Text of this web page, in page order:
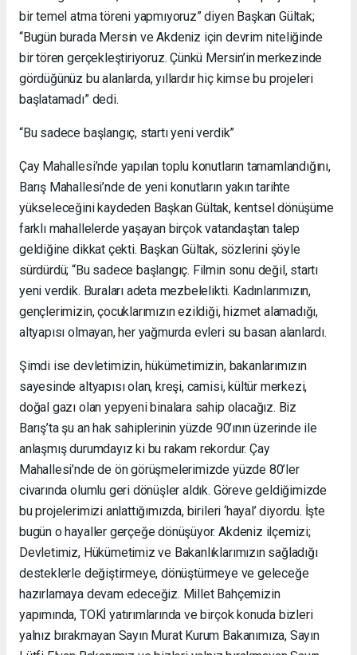
bir temel atma töreni yapmıyoruz” diyen Başkan Gültak;
“Bugün burada Mersin ve Akdeniz için devrim niteliğinde
bir tören gerçekleştiriyoruz. Çünkü Mersin’in merkezinde
gördüğünüz bu alanlarda, yıllardır hiç kimse bu projeleri
başlatamadı” dedi.
“Bu sadece başlangıç, startı yeni verdik”
Çay Mahallesi’nde yapılan toplu konutların tamamlandığını,
Barış Mahallesi’nde de yeni konutların yakın tarihte
yükseleceğini kaydeden Başkan Gültak, kentsel dönüşüme
farklı mahallelerde yaşayan birçok vatandaştan talep
geldiğine dikkat çekti. Başkan Gültak, sözlerini şöyle
sürdürdü; “Bu sadece başlangıç. Filmin sonu değil, startı
yeni verdik. Buraları adeta mezbelelikti. Kadınlarımızın,
gençlerimizin, çocuklarımızın ezildiği, hizmet alamadığı,
altyapısı olmayan, her yağmurda evleri su basan alanlardı.
Şimdi ise devletimizin, hükümetimizin, bakanlarımızın
sayesinde altyapısı olan, kreşi, camisi, kültür merkezi,
doğal gazı olan yepyeni binalara sahip olacağız. Biz
Barış’ta şu an hak sahiplerinin yüzde 90’ının üzerinde ile
anlaşmış durumdayız ki bu rakam rekordur. Çay
Mahallesi’nde de ön görüşmelerimizde yüzde 80’ler
civarında olumlu geri dönüşler aldık. Göreve geldiğimizde
bu projelerimizi anlattığımızda, birileri ‘hayal’ diyordu. İşte
bugün o hayaller gerçeğe dönüşüyor. Akdeniz ilçemizi;
Devletimiz, Hükümetimiz ve Bakanlıklarımızın sağladığı
desteklerle değiştirmeye, dönüştürmeye ve geleceğe
hazırlamaya devam edeceğiz. Millet Bahçemizin
yapımında, TOKİ yatırımlarında ve birçok konuda bizleri
yalnız bırakmayan Sayın Murat Kurum Bakanımıza, Sayın